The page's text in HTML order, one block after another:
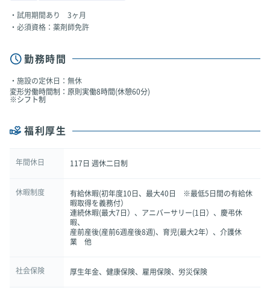
試用期間あり 3ヶ月
必須資格：薬剤師免許
勤務時間
施設の定休日：無休
変形労働時間制：原則実働8時間(休憩60分)
※シフト制
福利厚生
年間休日 117日 週休二日制
休暇制度
有給休暇(初年度10日、最大40日 ※最低5日間の有給休
暇取得を義務付）
連続休暇(最大7日）、アニバーサリー(1日）、慶弔休
暇、
産前産後(産前6週産後8週)、育児(最大2年）、介護休
業 他
社会保険 厚生年金、健康保険、雇用保険、労災保険